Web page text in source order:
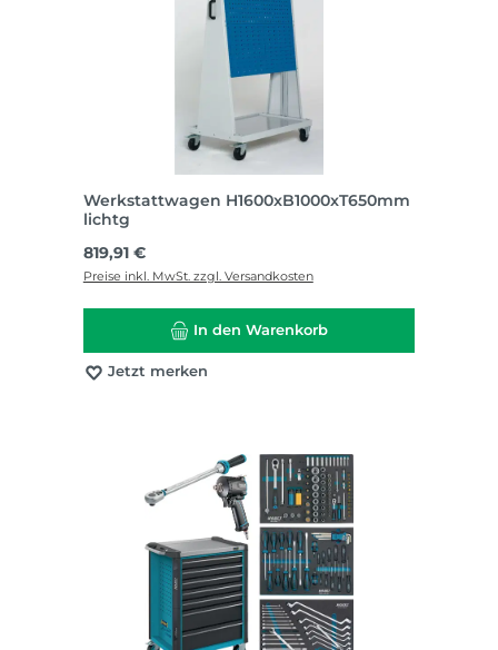
Werkstattwagen H1600xB1000xT650mm
lichtg
Regulärer Preis:
819,91 €
Preise inkl. MwSt. zzgl. Versandkosten
In den Warenkorb
Jetzt merken